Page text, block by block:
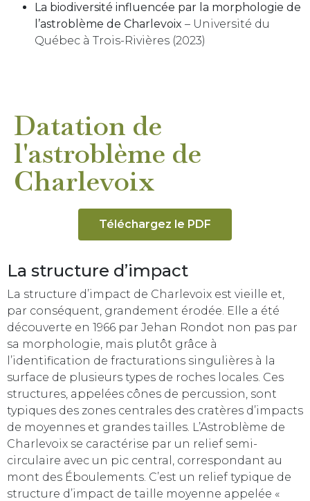
La biodiversité influencée par la morphologie de
l’astroblème de Charlevoix – Université du
Québec à Trois-Rivières (2023)
Datation de
l'astroblème de
Charlevoix
Téléchargez le PDF
La structure d’impact
La structure d’impact de Charlevoix est vieille et,
par conséquent, grandement érodée. Elle a été
découverte en 1966 par Jehan Rondot non pas par
sa morphologie, mais plutôt grâce à
l’identification de fracturations singulières à la
surface de plusieurs types de roches locales. Ces
structures, appelées cônes de percussion, sont
typiques des zones centrales des cratères d’impacts
de moyennes et grandes tailles. L’Astroblème de
Charlevoix se caractérise par un relief semi-
circulaire avec un pic central, correspondant au
mont des Éboulements. C’est un relief typique de
structure d’impact de taille moyenne appelée «